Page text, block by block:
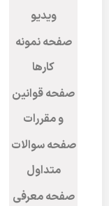
ویدیو
صفحه نمونه
کارها
صفحه قوانین
و مقررات
صفحه سوالات
متداول
صفحه معرفی